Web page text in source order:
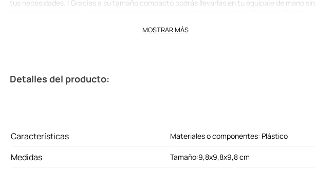
tus necesidades. | Gracias a su tamaño compacto podrás llevarlas en tu equipaje de mano sin
aquí en Miniso! Modo de uso: Usar para almacenar y cargar cremas y líquidos esenciales
MOSTRAR MÁS
Detalles del producto:
Características Materiales o componentes: Plástico
Medidas Tamaño:9,8x9,8x9,8 cm